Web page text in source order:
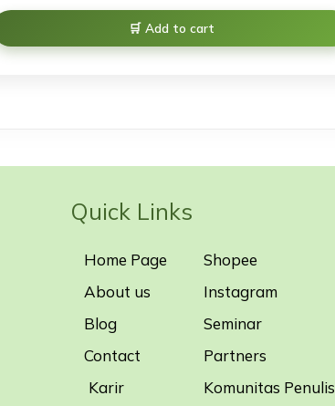
Add to cart
Quick Links
Home Page
About us
Blog
Contact
Karir
Shopee
Instagram
Seminar
Partners
Komunitas Penulis